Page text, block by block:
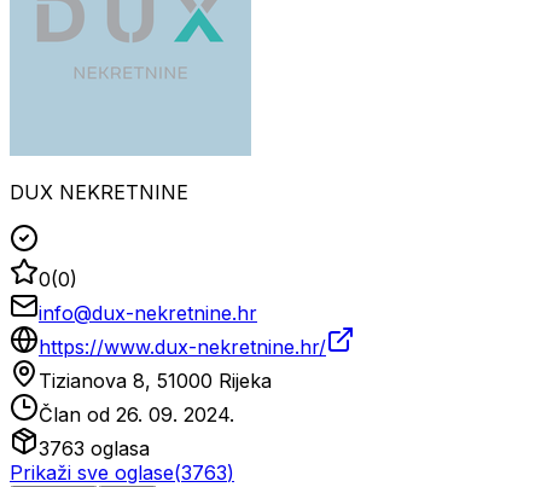
DUX NEKRETNINE
0(0)
info@dux-nekretnine.hr
https://www.dux-nekretnine.hr/
Tizianova 8, 51000 Rijeka
Član od 26. 09. 2024.
3763 oglasa
Prikaži sve oglase(3763)